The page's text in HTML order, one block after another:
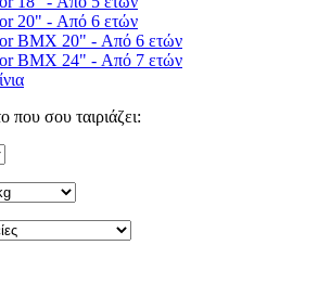
20" - Από 6 ετών
BMX 20" - Από 6 ετών
BMX 24" - Από 7 ετών
που σου ταιριάζει: